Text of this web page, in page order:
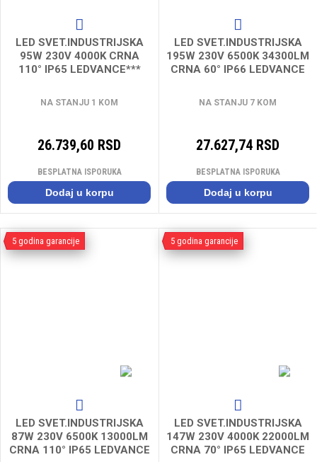
LED SVET.INDUSTRIJSKA
95W 230V 4000K CRNA
110° IP65 LEDVANCE***
NA STANJU 1 KOM
26.739,60 RSD
BESPLATNA ISPORUKA
Dodaj u korpu
LED SVET.INDUSTRIJSKA
195W 230V 6500K 34300LM
CRNA 60° IP66 LEDVANCE
NA STANJU 7 KOM
27.627,74 RSD
BESPLATNA ISPORUKA
Dodaj u korpu
LED SVET.INDUSTRIJSKA
87W 230V 6500K 13000LM
CRNA 110° IP65 LEDVANCE
5 godina garancije
LED SVET.INDUSTRIJSKA
147W 230V 4000K 22000LM
CRNA 70° IP65 LEDVANCE
5 godina garancije